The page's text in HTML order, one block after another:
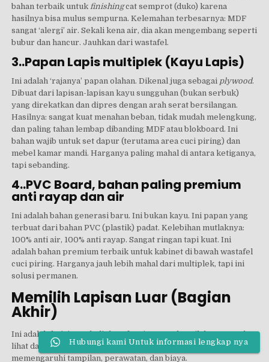
bahan terbaik untuk finishingcat semprot (duko) karena
hasilnya bisa mulus sempurna. Kelemahan terbesarnya: MDF
sangat ‘alergi’ air. Sekali kena air, dia akan mengembang seperti
bubur dan hancur. Jauhkan dari wastafel.
3..Papan Lapis multiplek (Kayu Lapis)
Ini adalah ‘rajanya’ papan olahan. Dikenal juga sebagai plywood.
Dibuat dari lapisan-lapisan kayu sungguhan (bukan serbuk)
yang direkatkan dan dipres dengan arah serat bersilangan.
Hasilnya: sangat kuat menahan beban, tidak mudah melengkung,
dan paling tahan lembap dibanding MDF atau blokboard. Ini
bahan wajib untuk set dapur (terutama area cuci piring) dan
mebel kamar mandi. Harganya paling mahal di antara ketiganya,
tapi sebanding.
4..PVC Board, bahan paling premium
anti rayap dan air
Ini adalah bahan generasi baru. Ini bukan kayu. Ini papan yang
terbuat dari bahan PVC (plastik) padat. Kelebihan mutlaknya:
100% anti air, 100% anti rayap. Sangat ringan tapi kuat. Ini
adalah bahan premium terbaik untuk kabinet di bawah wastafel
cuci piring. Harganya jauh lebih mahal dari multiplek, tapi ini
solusi permanen.
Memilih Lapisan Luar (Bagian
Akhir)
Ini adalah ‘baju’ atau kulit luar furniture Anda. Inilah yang Anda
lihat dan sentuh setiap hari. Pilihan lapisan luar sangat
memengaruhi tampilan, perawatan, dan biaya.
Hubungi kami Untuk informasi lengkap nya